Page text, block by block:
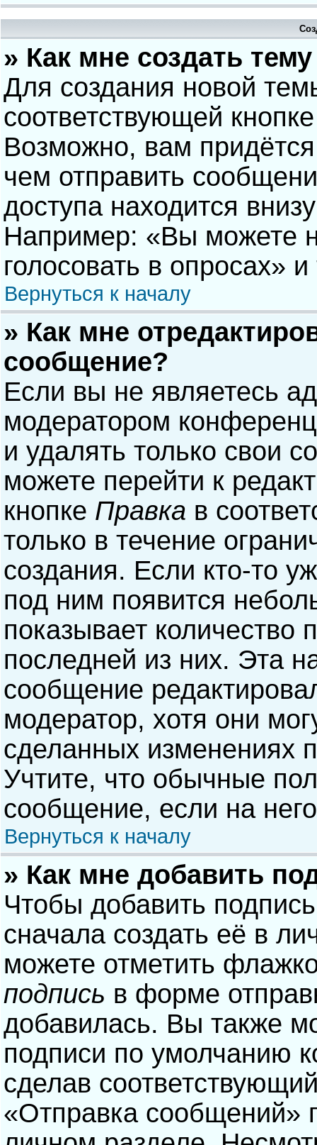
» Как мне создать
Для создания новой
соответствующей
Возможно, вам
чем отправить
доступа находится
Например: «Вы можете
голосовать в опросах» и
Вернуться к началу
» Как мне
сообщение?
Если вы не являетесь
модератором
и удалять только свои
можете перейти к
кнопке Правка в
только в течение
создания. Если кто-то
под ним появится
показывает количество
последней из них. Эта
сообщение
модератор, хотя они
сделанных изменениях
Учтите, что обычные
сообщение, если на
Вернуться к началу
» Как мне добавить
Чтобы добавить
сначала создать её в
можете отметить
подпись в форме
добавилась. Вы также
подписи по умолчанию
сделав
«Отправка сообщений»